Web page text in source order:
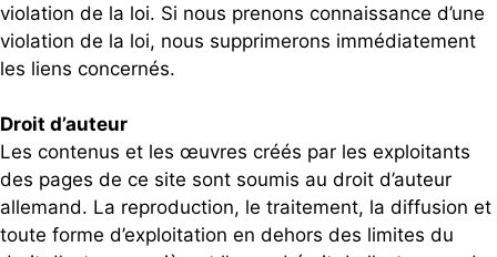
violation de la loi. Si nous prenons connaissance d’une
violation de la loi, nous supprimerons immédiatement
les liens concernés.
Droit d’auteur
Les contenus et les œuvres créés par les exploitants
des pages de ce site sont soumis au droit d’auteur
allemand. La reproduction, le traitement, la diffusion et
toute forme d’exploitation en dehors des limites du